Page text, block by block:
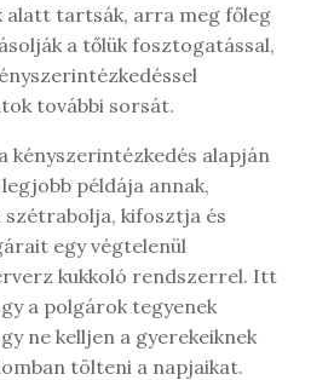
alatt tartsák, arra meg főleg
a tőlük fosztogatással,
további sorsát.
kényszerintézkedés alapján
példája annak,
szétrabolja, kifosztja és
egy végtelenül
kukkoló rendszerrel. Itt
a polgárok tegyenek
ne kelljen a gyerekeiknek
tölteni a napjaikat.